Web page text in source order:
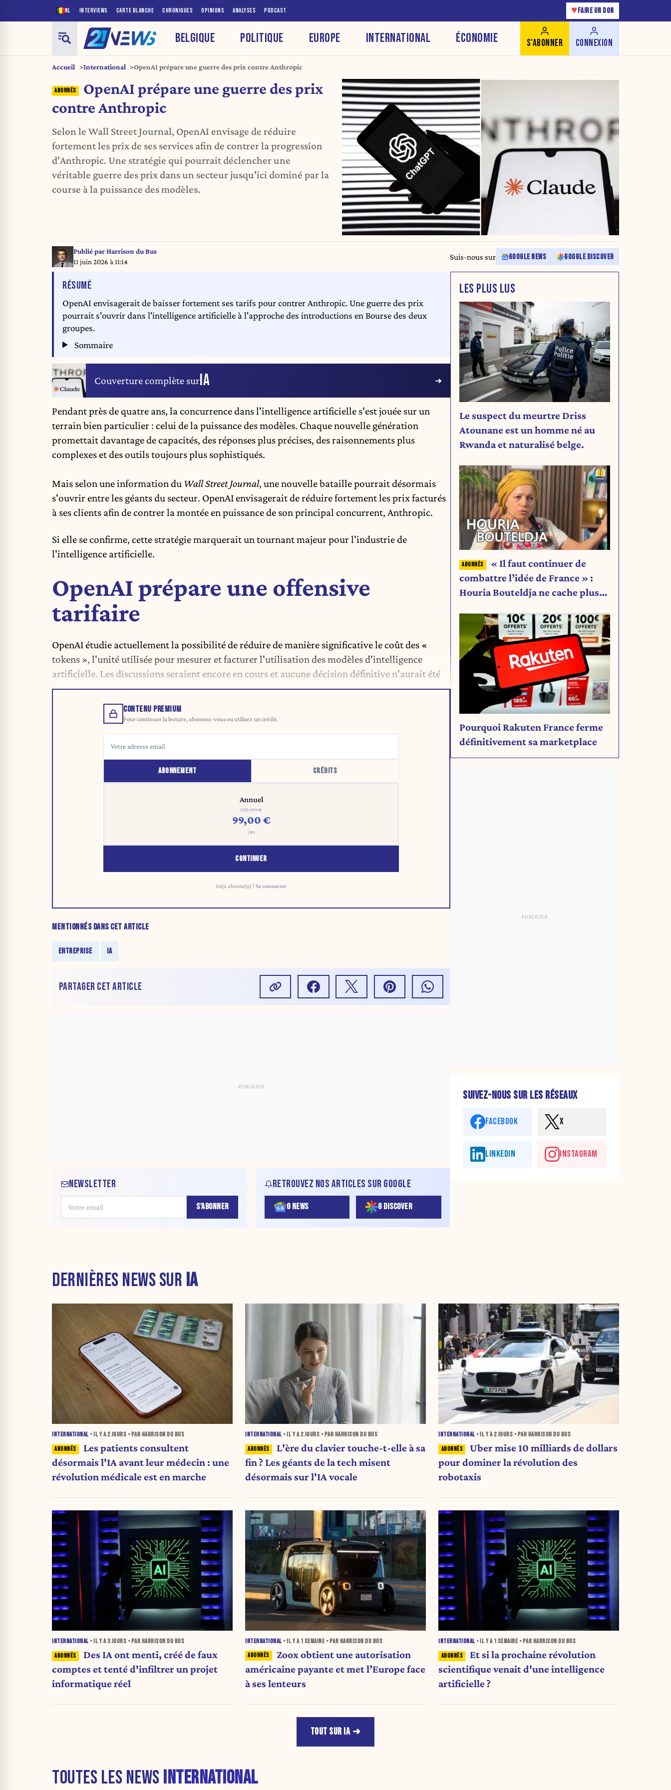
NL INTERVIEWS CARTE BLANCHE CHRONIQUES OPINIONS ANALYSES PODCAST ♥ FAIRE UN DON
BELGIQUE POLITIQUE EUROPE INTERNATIONAL ÉCONOMIE S'ABONNER CONNEXION
Accueil International OpenAI prépare une guerre des prix contre Anthropic
OpenAI prépare une guerre des prix
contre Anthropic
Selon le Wall Street Journal, OpenAI envisage de réduire
fortement les prix de ses services afin de contrer la progression
d'Anthropic. Une stratégie qui pourrait déclencher une
véritable guerre des prix dans un secteur jusqu'ici dominé par la
course à la puissance des modèles.
Publié parHarrison du Bus
11 juin 2026 à 11:14
Suis-nous sur GOOGLE NEWS GOOGLE DISCOVER
RÉSUMÉDE L'ARTICLE
OpenAI envisagerait de baisser fortement ses tarifs pour contrer Anthropic. Une guerre des prix
pourrait s'ouvrir dans l'intelligence artificielle à l'approche des introductions en Bourse des deux
groupes.
Sommaire
Couverture complète surIA
Pendant près de quatre ans, la concurrence dans l'intelligence artificielle s'est jouée sur un
terrain bien particulier : celui de la puissance des modèles. Chaque nouvelle génération
promettait davantage de capacités, des réponses plus précises, des raisonnements plus
complexes et des outils toujours plus sophistiqués.
Mais selon une information du Wall Street Journal, une nouvelle bataille pourrait désormais
s'ouvrir entre les géants du secteur. OpenAIenvisagerait de réduire fortement les prix facturés
à ses clients afin de contrer la montée en puissance de son principal concurrent, Anthropic.
Si elle se confirme, cette stratégie marquerait un tournant majeur pour l'industrie de
l'intelligence artificielle.
OpenAI prépare une offensive
tarifaire
OpenAI étudie actuellement la possibilité de réduire de manière significative le coût des «
tokens », l'unité utilisée pour mesurer et facturer l'utilisation des modèles d'intelligence
artificielle. Les discussions seraient encore en cours et aucune décision définitive n'aurait été
prise.
CONTENU PREMIUM
Pour continuer la lecture, abonnez-vous ou utilisez un crédit.
ABONNEMENT CRÉDITS
Annuel
120,00 €
99,00 €
/an
CONTINUER
Déjà abonné(e) ?Se connecter
MENTIONNÉS DANS CET ARTICLE
ENTREPRISE IA
PARTAGER CET ARTICLE
NEWSLETTER
S'ABONNER
RETROUVEZ NOS ARTICLES SUR GOOGLE
G NEWS G DISCOVER
LES PLUS LUS
Le suspect du meurtre Driss
Atounane est un homme né au
Rwanda et naturalisé belge.
« Il faut continuer de
combattre l’idée de France » :
Houria Bouteldja ne cache plus
Pourquoi Rakuten France ferme
définitivement sa marketplace
SUIVEZ-NOUS SUR LES RÉSEAUX
FACEBOOK X
LINKEDIN INSTAGRAM
DERNIÈRES NEWS SUR IA
INTERNATIONAL • IL Y A2 JOURS • PAR HARRISON DU BUS
Les patients consultent
désormais l'IA avant leur médecin : une
révolution médicale est en marche
INTERNATIONAL • IL Y A2 JOURS • PAR HARRISON DU BUS
L'ère du clavier touche-t-elle à sa
fin ? Les géants de la tech misent
désormais sur l'IA vocale
INTERNATIONAL • IL Y A2 JOURS • PAR HARRISON DU BUS
Uber mise 10 milliards de dollars
pour dominer la révolution des
robotaxis
INTERNATIONAL • IL Y A3 JOURS • PAR HARRISON DU BUS
Des IA ont menti, créé de faux
comptes et tenté d'infiltrer un projet
informatique réel
INTERNATIONAL • IL Y A 1 SEMAINE • PAR HARRISON DU BUS
Zoox obtient une autorisation
américaine payante et met l’Europe face
à ses lenteurs
INTERNATIONAL • IL Y A 1 SEMAINE • PAR HARRISON DU BUS
Et si la prochaine révolution
scientifique venait d'une intelligence
artificielle ?
TOUT SUR IA
TOUTES LES NEWS INTERNATIONAL